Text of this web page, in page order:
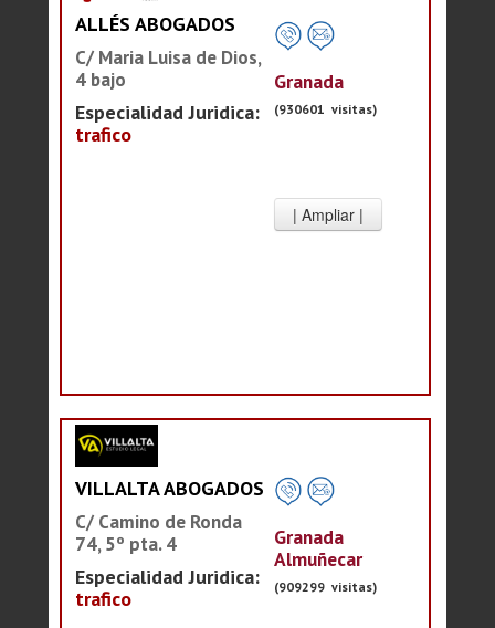
ALLÉS ABOGADOS
C/ Maria Luisa de Dios,
4 bajo
Especialidad Juridica:
trafico
Granada
(930601 visitas)
VILLALTA ABOGADOS
C/ Camino de Ronda
74, 5º pta. 4
Especialidad Juridica:
trafico
Granada
Almuñecar
(909299 visitas)